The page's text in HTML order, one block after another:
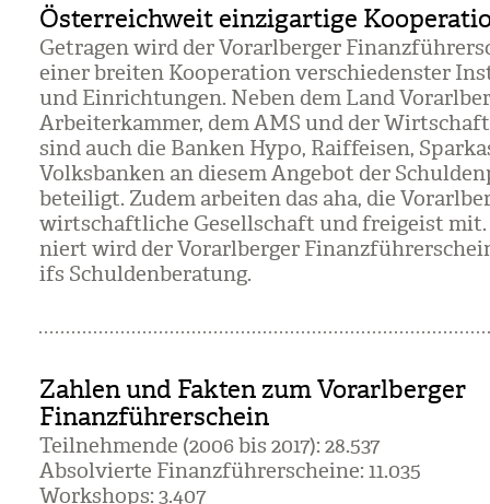
Österreichweit einzigartige
Getra­gen wird der Vor­arl­ber­ger
einer brei­ten Koope­ra­tion ver­schie­dens­ter
und Ein­rich­tun­gen. Neben dem Land
Arbei­ter­kam­mer, dem AMS und der
sind auch die Ban­ken Hypo, Raiff­ei­sen,
Volks­ban­ken an die­sem Ange­bot der
betei­ligt. Zudem arbei­ten das aha, die
wirt­schaft­li­che Gesell­schaft und frei­geist
niert wird der Vor­arl­ber­ger
ifs Schul­den­be­ra­tung.
Zahlen und Fakten zum Vorarlberger
Finanzführerschein
Teil­neh­mende (2006 bis 2017): 28.537
Absol­vierte Finanz­füh­rer­scheine: 11.035
Work­shops: 3.407